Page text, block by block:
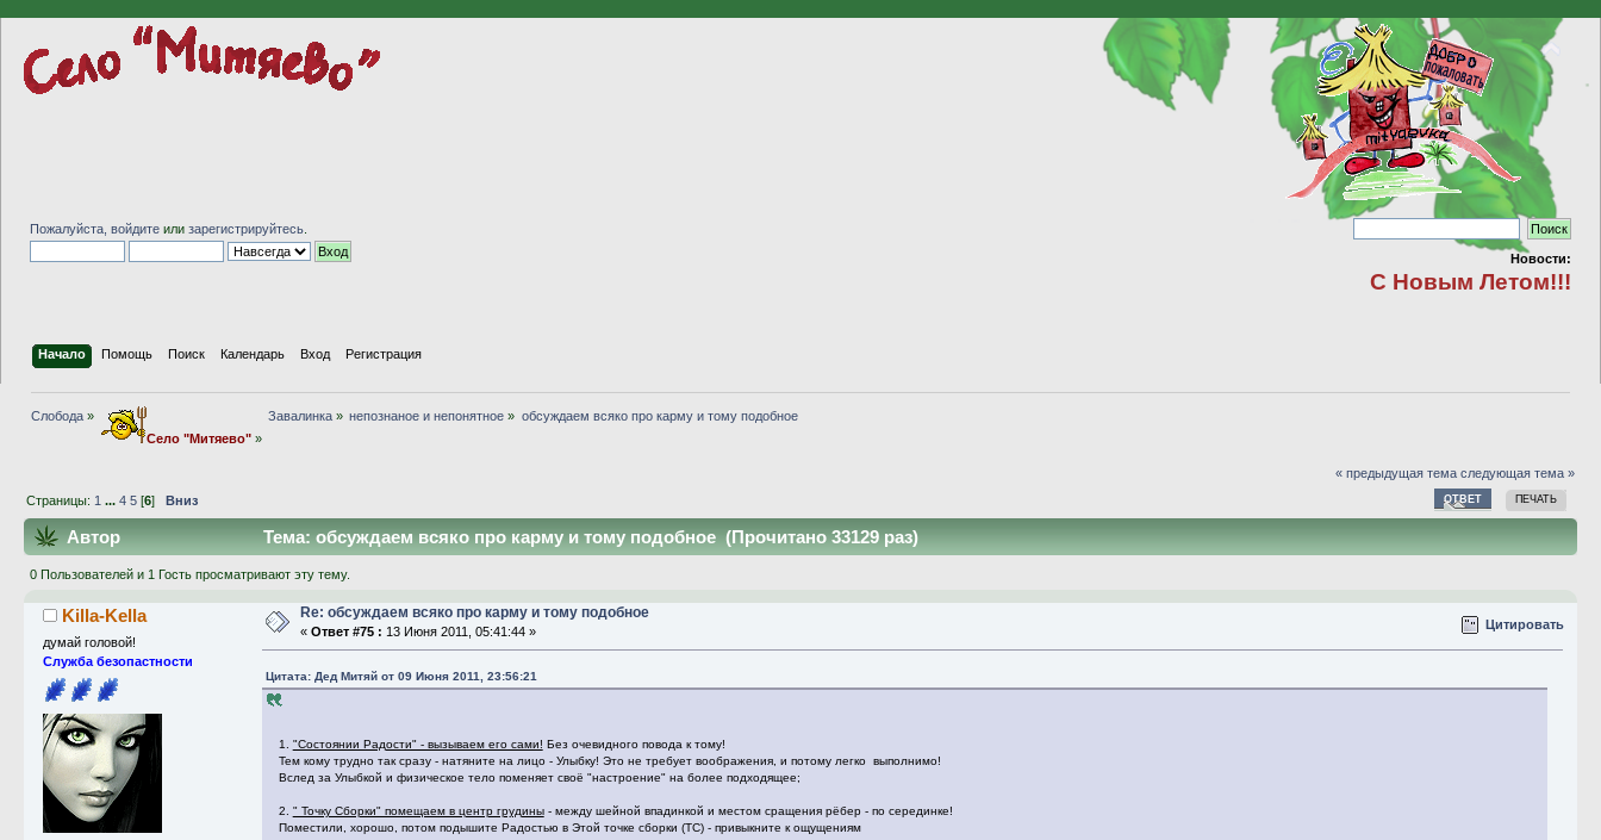
Пожалуйста, войдите или зарегистрируйтесь
Новости:
С Новым Летом!!!
Начало Помощь Поиск Календарь Вход Регистрация
Слобода »
Село "Митяево"»
Завалинка» непознаное и непонятное» обсуждаем всяко про карму и тому подобное
« предыдущая тема следующая тема »
ОТВЕТ ПЕЧАТЬ
Страницы: 1 ...4 5 [6]Вниз
Автор Тема: обсуждаем всяко про карму и тому подобное (Прочитано 33129 раз)
0 Пользователей и 1 Гость просматривают эту тему.
Killa-Kella
думай головой!
Служба безопастности
Re: обсуждаем всяко про карму и тому подобное
« Ответ #75 : 13 Июня 2011, 05:41:44 » Цитировать
Цитата: Дед Митяй от 09 Июня 2011, 23:56:21
1. "Состоянии Радости" - вызываем его сами! Без очевидного повода к тому!
Тем кому трудно так сразу - натяните на лицо - Улыбку! Это не требует воображения, и потому легко выполнимо!
Вслед за Улыбкой и физическое тело поменяет своё "настроение" на более подходящее;
2. " Точку Сборки" помещаем в центр грудины- между шейной впадинкой и местом сращения рёбер - по серединке!
Поместили, хорошо, потом подышите Радостью в Этой точке сборки (ТС) - привыкните к ощущениям